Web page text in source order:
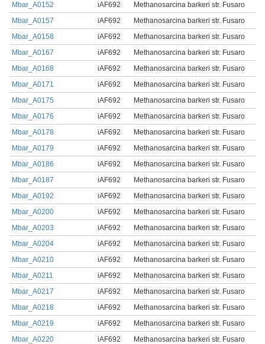
Mbar_A0152
iAF692
Methanosarcina barkeri str. Fusaro
Mbar_A0157
iAF692
Methanosarcina barkeri str. Fusaro
Mbar_A0158
iAF692
Methanosarcina barkeri str. Fusaro
Mbar_A0167
iAF692
Methanosarcina barkeri str. Fusaro
Mbar_A0168
iAF692
Methanosarcina barkeri str. Fusaro
Mbar_A0171
iAF692
Methanosarcina barkeri str. Fusaro
Mbar_A0175
iAF692
Methanosarcina barkeri str. Fusaro
Mbar_A0176
iAF692
Methanosarcina barkeri str. Fusaro
Mbar_A0178
iAF692
Methanosarcina barkeri str. Fusaro
Mbar_A0179
iAF692
Methanosarcina barkeri str. Fusaro
Mbar_A0186
iAF692
Methanosarcina barkeri str. Fusaro
Mbar_A0187
iAF692
Methanosarcina barkeri str. Fusaro
Mbar_A0192
iAF692
Methanosarcina barkeri str. Fusaro
Mbar_A0200
iAF692
Methanosarcina barkeri str. Fusaro
Mbar_A0203
iAF692
Methanosarcina barkeri str. Fusaro
Mbar_A0204
iAF692
Methanosarcina barkeri str. Fusaro
Mbar_A0210
iAF692
Methanosarcina barkeri str. Fusaro
Mbar_A0211
iAF692
Methanosarcina barkeri str. Fusaro
Mbar_A0217
iAF692
Methanosarcina barkeri str. Fusaro
Mbar_A0218
iAF692
Methanosarcina barkeri str. Fusaro
Mbar_A0219
iAF692
Methanosarcina barkeri str. Fusaro
Mbar_A0220
iAF692
Methanosarcina barkeri str. Fusaro